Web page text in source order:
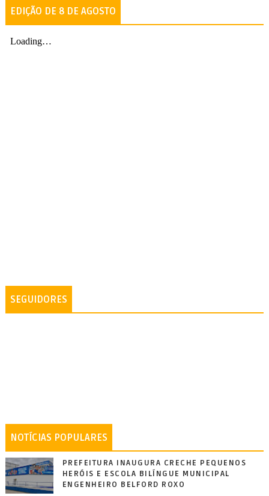
EDIÇÃO DE 8 DE AGOSTO
SEGUIDORES
NOTÍCIAS POPULARES
PREFEITURA INAUGURA CRECHE PEQUENOS
HERÓIS E ESCOLA BILÍNGUE MUNICIPAL
ENGENHEIRO BELFORD ROXO